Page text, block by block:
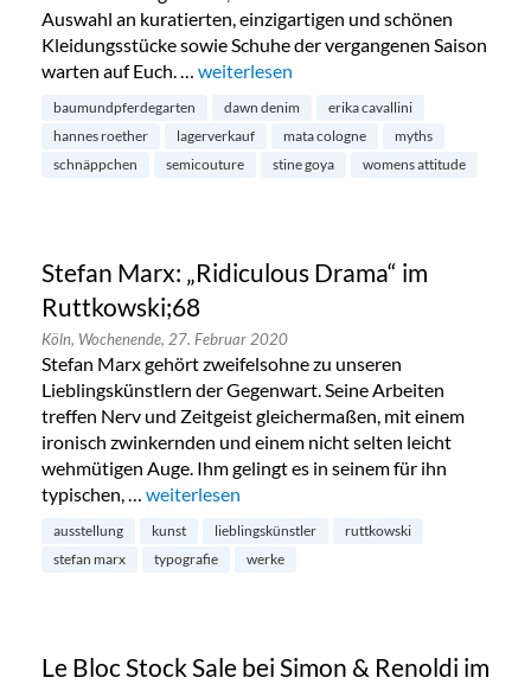
Auswahl an kuratierten, einzigartigen und schönen
Kleidungsstücke sowie Schuhe der vergangenen Saison
warten auf Euch. … „Saison Sale bei MATA Cologne im
weiterlesen
baumundpferdegarten dawn denim
erika cavallini
hannes roether
lagerverkauf mata cologne
myths
schnäppchen
semicouture stine goya womens attitude
Stefan Marx: „Ridiculous Drama“ im
Ruttkowski;68
Köln, Wochenende, 27. Februar 2020
Stefan Marx gehört zweifelsohne zu unseren
Lieblingskünstlern der Gegenwart. Seine Arbeiten
treffen Nerv und Zeitgeist gleichermaßen, mit einem
ironisch zwinkernden und einem nicht selten leicht
wehmütigen Auge. Ihm gelingt es in seinem für ihn
typischen, … „Stefan Marx: „Ridiculous Drama“ im
weiterlesen
ausstellung kunst lieblingskünstler
ruttkowski
stefan marx
typografie werke
Le Bloc Stock Sale bei Simon & Renoldi im